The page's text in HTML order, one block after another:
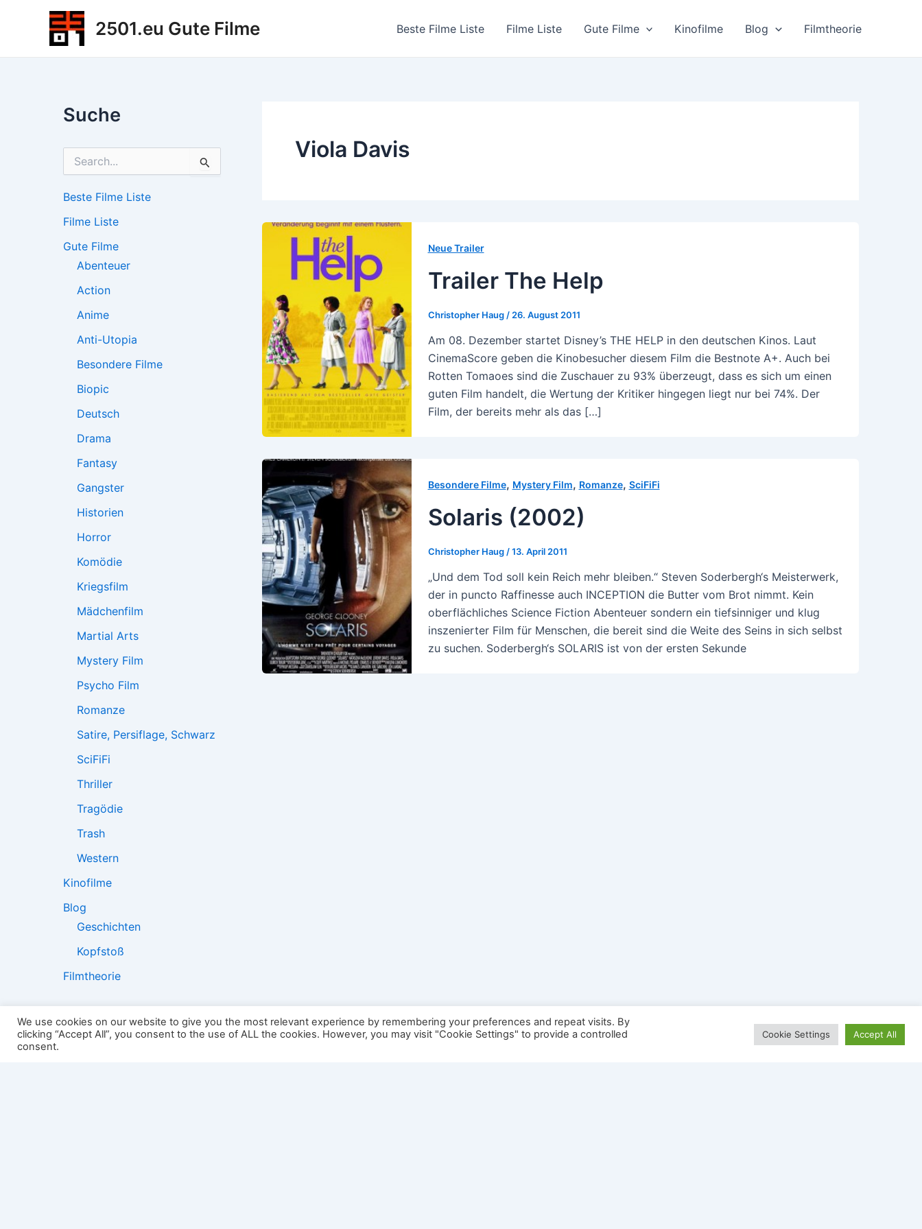
2501.eu Gute Filme Beste Filme Liste Filme Liste Gute Filme Kinofilme Blog Filmtheorie
Suche
h
n
a
Beste Filme Liste
Filme Liste
Gute Filme
Abenteuer
Action
Anime
Anti-Utopia
Besondere Filme
Biopic
Deutsch
Drama
Fantasy
Gangster
Historien
Horror
Komödie
Kriegsfilm
Mädchenfilm
Martial Arts
Mystery Film
Psycho Film
Romanze
Satire, Persiflage, Schwarz
SciFiFi
Thriller
Tragödie
Trash
Western
Kinofilme
Blog
Geschichten
Kopfstoß
Filmtheorie
Viola Davis
Neue Trailer
Trailer The Help
Christopher Haug / 26. August 2011
Am 08. Dezember startet Disney’s THE HELP in den deutschen Kinos. Laut
CinemaScore geben die Kinobesucher diesem Film die Bestnote A+. Auch bei
Rotten Tomaoes sind die Zuschauer zu 93% überzeugt, dass es sich um einen
guten Film handelt, die Wertung der Kritiker hingegen liegt nur bei 74%. Der
Film, der bereits mehr als das […]
Besondere Filme, Mystery Film, Romanze, SciFiFi
Solaris (2002)
Christopher Haug /13. April 2011
„Und dem Tod soll kein Reich mehr bleiben.“ Steven Soderbergh‘s Meisterwerk,
der in puncto Raffinesse auch INCEPTION die Butter vom Brot nimmt. Kein
oberflächliches Science Fiction Abenteuer sondern ein tiefsinniger und klug
inszenierter Film für Menschen, die bereit sind die Weite des Seins in sich selbst
zu suchen. Soderbergh‘s SOLARIS ist von der ersten Sekunde
2501:
We use cookies on our website to give you the most relevant experience by remembering your preferences and repeat visits. By
clicking “Accept All”, you consent to the use of ALL the cookies. However, you may visit "Cookie Settings" to provide a controlled
consent.
Cookie Settings Accept All